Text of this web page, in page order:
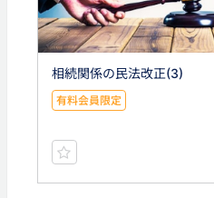
相続関係の民法改正(3)
有料会員限定